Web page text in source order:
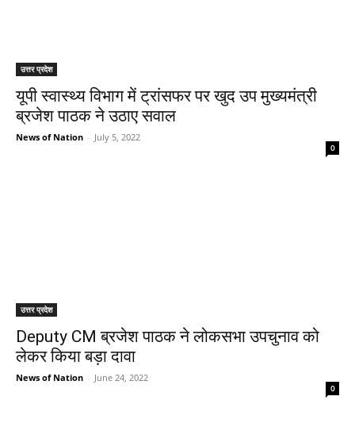
उत्तर प्रदेश
यूपी स्वास्थ्य विभाग में ट्रांसफर पर खुद उप मुख्यमंत्री
ब्रजेश पाठक ने उठाए सवाल
News of Nation - July 5, 2022
0
उत्तर प्रदेश
Deputy CM ब्रजेश पाठक ने लोकसभा उपचुनाव को
लेकर किया बड़ा दावा
News of Nation - June 24, 2022
0